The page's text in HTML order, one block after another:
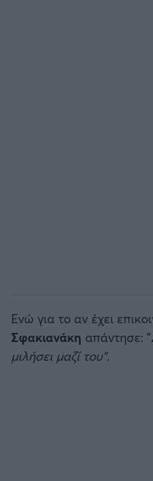
Ενώ για το αν έχει
Σφακιανάκη απάντησε: "
μιλήσει μαζί του".